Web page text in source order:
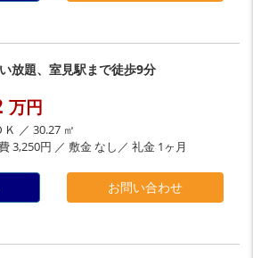
放題、室見駅まで徒歩9分
万円
Ｋ ／ 30.27 ㎡
3,250円 ／ 敷金 なし／ 礼金 1ヶ月
お問い合わせ